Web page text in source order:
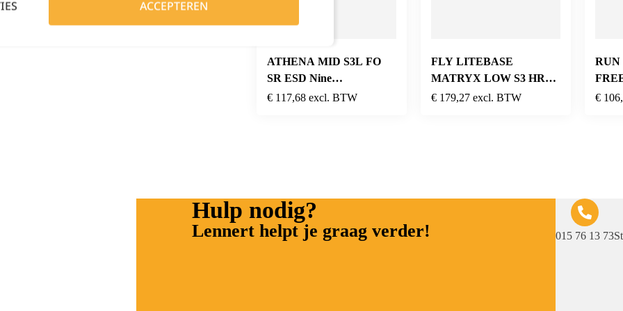
ATHENA MID S3L FO
SR ESD Nine
Iron/Raspberry
€117,68 excl. BTW
FLY LITEBASE
MATRYX LOW S3 HRO
SRC ESD BLACK
€179,27 excl. BTW €
Hulp nodig?
Lennert helpt je graag verder! 015 76 13 73
ACCEPTEREN